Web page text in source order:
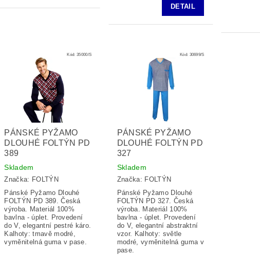
DETAIL
Kód:35000/S
PÁNSKÉ PYŽAMO
DLOUHÉ FOLTÝN PD
389
Skladem
Značka: FOLTÝN
Pánské Pyžamo Dlouhé
FOLTÝN PD 389. Česká
výroba. Materiál 100%
bavlna - úplet. Provedení
do V, elegantní pestré káro.
Kalhoty: tmavě modré,
vyměnitelná guma v pase.
Kód: 30699/S
PÁNSKÉ PYŽAMO
DLOUHÉ FOLTÝN PD
327
Skladem
Značka: FOLTÝN
Pánské Pyžamo Dlouhé
FOLTÝN PD 327. Česká
výroba. Materiál 100%
bavlna - úplet. Provedení
do V, elegantní abstraktní
vzor. Kalhoty: světle
modré, vyměnitelná guma v
pase.